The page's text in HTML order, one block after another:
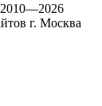
г. Москва